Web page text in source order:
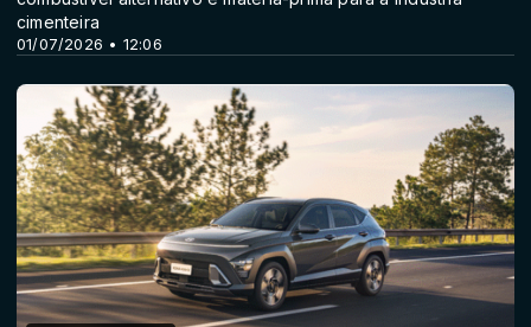
01/07/2026 • 12:06
cimenteira